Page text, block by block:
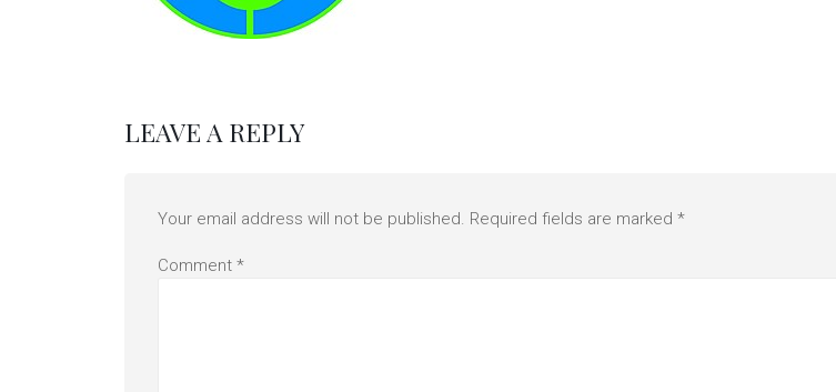
LEAVE A REPLY
Your email address will not be published. Required fields are marked *
Comment *